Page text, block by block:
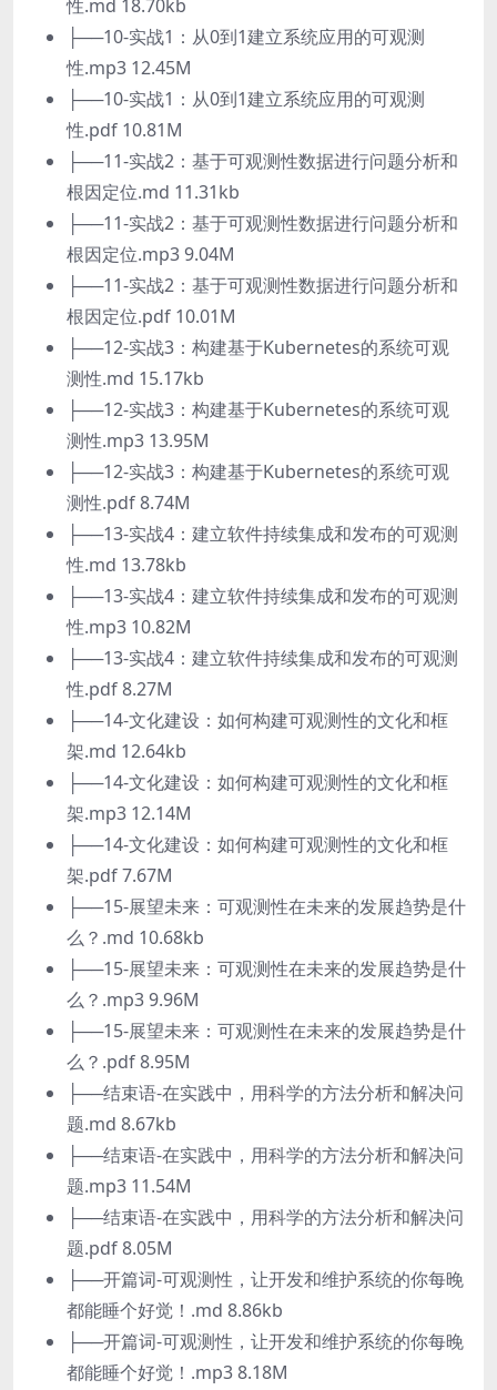
性.md 18.70kb
├──10-实战1：从0到1建立系统应用的可观测
性.mp3 12.45M
├──10-实战1：从0到1建立系统应用的可观测
性.pdf 10.81M
├──11-实战2：基于可观测性数据进行问题分析和
根因定位.md 11.31kb
├──11-实战2：基于可观测性数据进行问题分析和
根因定位.mp3 9.04M
├──11-实战2：基于可观测性数据进行问题分析和
根因定位.pdf 10.01M
├──12-实战3：构建基于Kubernetes的系统可观
测性.md 15.17kb
├──12-实战3：构建基于Kubernetes的系统可观
测性.mp3 13.95M
├──12-实战3：构建基于Kubernetes的系统可观
测性.pdf 8.74M
├──13-实战4：建立软件持续集成和发布的可观测
性.md 13.78kb
├──13-实战4：建立软件持续集成和发布的可观测
性.mp3 10.82M
├──13-实战4：建立软件持续集成和发布的可观测
性.pdf 8.27M
├──14-文化建设：如何构建可观测性的文化和框
架.md 12.64kb
├──14-文化建设：如何构建可观测性的文化和框
架.mp3 12.14M
├──14-文化建设：如何构建可观测性的文化和框
架.pdf 7.67M
├──15-展望未来：可观测性在未来的发展趋势是什
么？.md 10.68kb
├──15-展望未来：可观测性在未来的发展趋势是什
么？.mp3 9.96M
├──15-展望未来：可观测性在未来的发展趋势是什
么？.pdf 8.95M
├──结束语-在实践中，用科学的方法分析和解决问
题.md 8.67kb
├──结束语-在实践中，用科学的方法分析和解决问
题.mp3 11.54M
├──结束语-在实践中，用科学的方法分析和解决问
题.pdf 8.05M
├──开篇词-可观测性，让开发和维护系统的你每晚
都能睡个好觉！.md 8.86kb
├──开篇词-可观测性，让开发和维护系统的你每晚
都能睡个好觉！.mp3 8.18M